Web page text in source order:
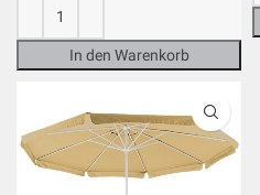
In den Warenkorb